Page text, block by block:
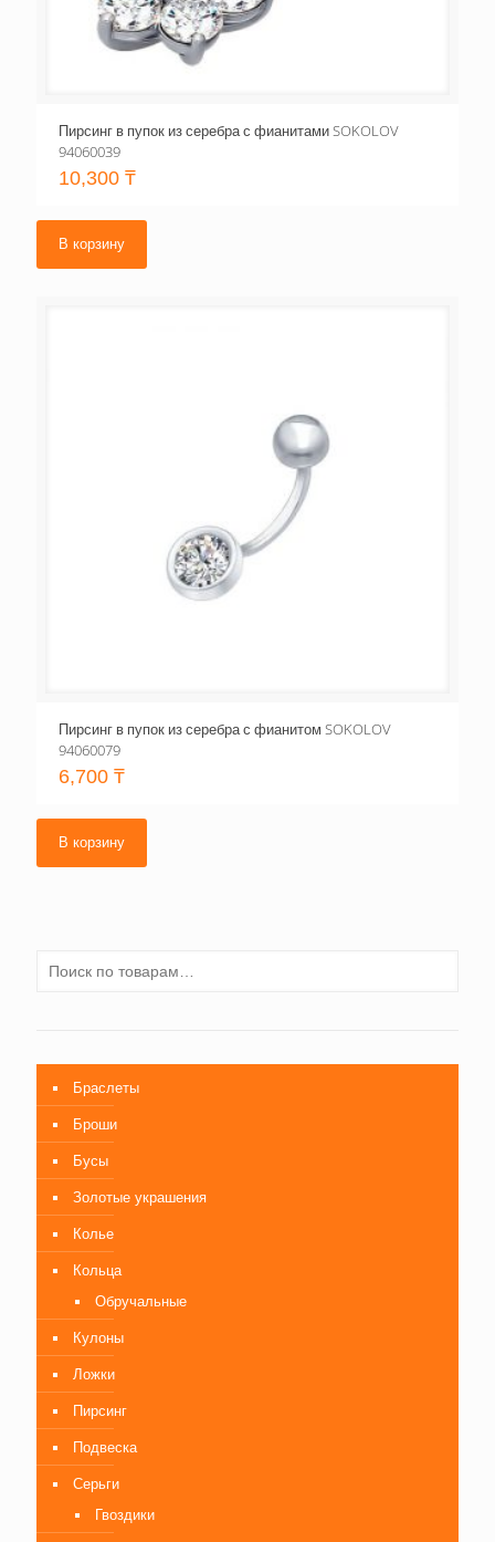
Пирсинг в пупок из серебра с фианитами SOKOLOV
94060039
10,300 ₸
В корзину
Пирсинг в пупок из серебра с фианитом SOKOLOV
94060079
6,700 ₸
В корзину
Браслеты
Броши
Бусы
Золотые украшения
Колье
Кольца
Обручальные
Кулоны
Ложки
Пирсинг
Подвеска
Серьги
Гвоздики